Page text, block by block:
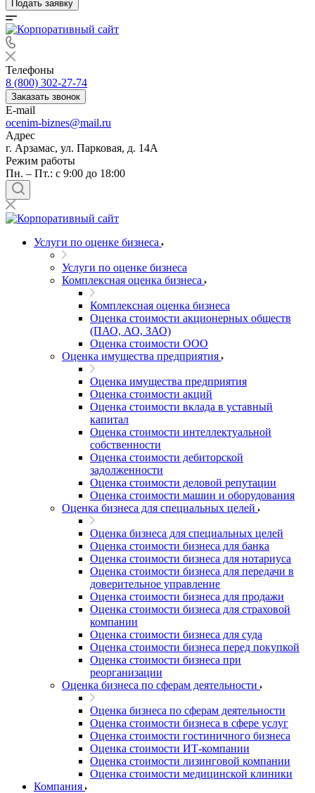
Подать заявку
Телефоны
8 (800) 302-27-74
Заказать звонок
E-mail
ocenim-biznes@mail.ru
Адрес
г. Арзамас, ул. Парковая, д. 14А
Режим работы
Пн. – Пт.: с 9:00 до 18:00
Услуги по оценке бизнеса
Услуги по оценке бизнеса
Комплексная оценка бизнеса
Комплексная оценка бизнеса
Оценка стоимости акционерных обществ
(ПАО, АО, ЗАО)
Оценка стоимости ООО
Оценка имущества предприятия
Оценка имущества предприятия
Оценка стоимости акций
Оценка стоимости вклада в уставный
капитал
Оценка стоимости интеллектуальной
собственности
Оценка стоимости дебиторской
задолженности
Оценка стоимости деловой репутации
Оценка стоимости машин и оборудования
Оценка бизнеса для специальных целей
Оценка бизнеса для специальных целей
Оценка стоимости бизнеса для банка
Оценка стоимости бизнеса для нотариуса
Оценка стоимости бизнеса для передачи в
доверительное управление
Оценка стоимости бизнеса для продажи
Оценка стоимости бизнеса для страховой
компании
Оценка стоимости бизнеса для суда
Оценка стоимости бизнеса перед покупкой
Оценка стоимости бизнеса при
реорганизации
Оценка бизнеса по сферам деятельности
Оценка бизнеса по сферам деятельности
Оценка стоимости бизнеса в сфере услуг
Оценка стоимости гостиничного бизнеса
Оценка стоимости ИТ-компании
Оценка стоимости лизинговой компании
Оценка стоимости медицинской клиники
Компания